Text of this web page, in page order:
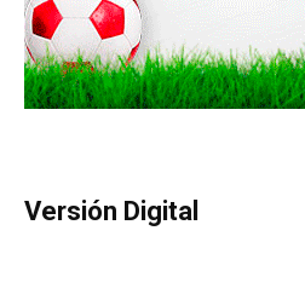
Versión Digital